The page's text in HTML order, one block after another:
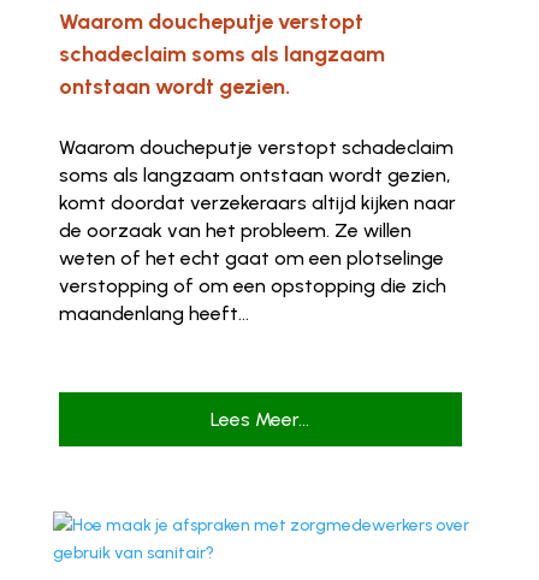
Waarom doucheputje verstopt
schadeclaim soms als langzaam
ontstaan wordt gezien.
Waarom doucheputje verstopt schadeclaim
soms als langzaam ontstaan wordt gezien,
komt doordat verzekeraars altijd kijken naar
de oorzaak van het probleem. Ze willen
weten of het echt gaat om een plotselinge
verstopping of om een opstopping die zich
maandenlang heeft...
Lees Meer...